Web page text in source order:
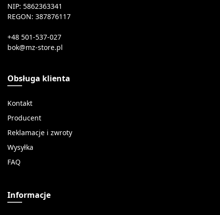
NIP: 5862363341
REGON: 387876117
+48 501-537-027
Obsługa klienta
Kontakt
Producent
Reklamacje i zwroty
Wysyłka
FAQ
Informacje